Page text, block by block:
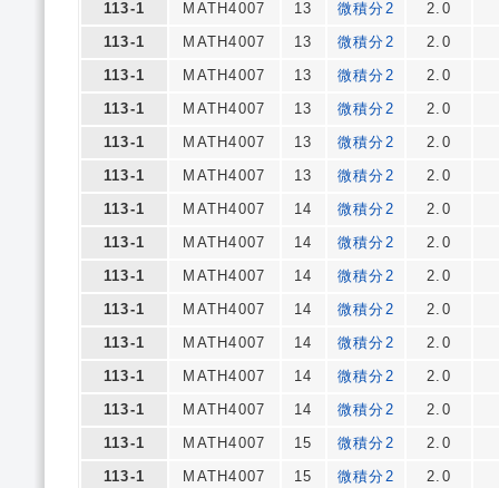
113-1
MATH4007 13 微積分2
2.0
113-1
MATH4007 13 微積分2
2.0
113-1
MATH4007 13 微積分2
2.0
113-1
MATH4007 13 微積分2
2.0
113-1
MATH4007 13 微積分2
2.0
113-1
MATH4007 13 微積分2
2.0
113-1
MATH4007 14 微積分2
2.0
113-1
MATH4007 14 微積分2
2.0
113-1
MATH4007 14 微積分2
2.0
113-1
MATH4007 14 微積分2
2.0
113-1
MATH4007 14 微積分2
2.0
113-1
MATH4007 14 微積分2
2.0
113-1
MATH4007 14 微積分2
2.0
113-1
MATH4007 15 微積分2
2.0
113-1
MATH4007 15 微積分2 2.0